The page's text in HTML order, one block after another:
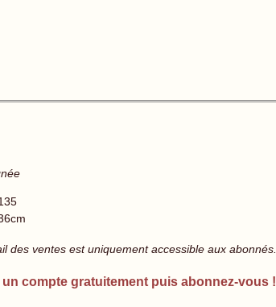
des ventes est uniquement accessible aux abonnés.
un compte gratuitement puis abonnez-vous !